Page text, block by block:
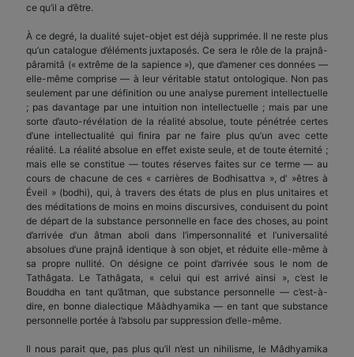
ce qu’il a d’être.
À ce degré, la dualité sujet-objet est déjà supprimée. Il ne reste plus
qu’un catalogue d’éléments juxtaposés. Ce sera le rôle de la prajnâ-
pâramitâ (« extrême de la sapience »), que d’amener ces données —
elle-même comprise — à leur véritable statut ontologique. Non pas
seulement par une définition ou une analyse purement intellectuelle
; pas davantage par une intuition non intellectuelle ; mais par une
sorte d’auto-révélation de la réalité absolue, toute pénétrée certes
d’une intellectualité qui finira par ne faire plus qu’un avec cette
réalité. La réalité absolue en effet existe seule, et de toute éternité ;
mais elle se constitue — toutes réserves faites sur ce terme — ­au
cours de chacune de ces « carrières de Bodhisattva », d' »êtres à
Éveil » (bodhi), qui, à travers des états de plus en plus unitaires et
des méditations de moins en moins discursives, conduisent du point
de départ de la substance personnelle en face des choses, au point
d’arrivée d’un âtman aboli dans l’impersonnalité et l’universalité
absolues d’une prajnâ identique à son objet, et réduite elle-même à
sa propre nullité. On désigne ce point d’arrivée sous le nom de
Tathâgata. Le Tathâgata, « celui qui est arrivé ainsi », c’est le
Bouddha en tant qu’âtman, que substance personnelle — c’est-à-
dire, en bonne dialectique Mâàdhyamika — en tant que substance
personnelle portée à l’absolu par suppression d’elle-même.
Il nous parait que, pas plus qu’il n’est un nihilisme, le Mâdhyamika